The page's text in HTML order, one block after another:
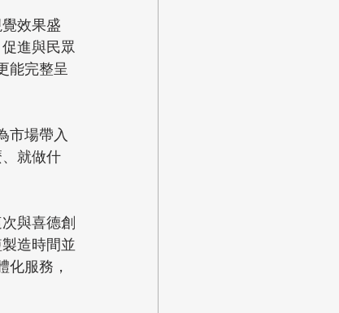
效果盛
進與民眾
能完整呈
市場帶入
就做什
與喜德創
造時間並
服務，